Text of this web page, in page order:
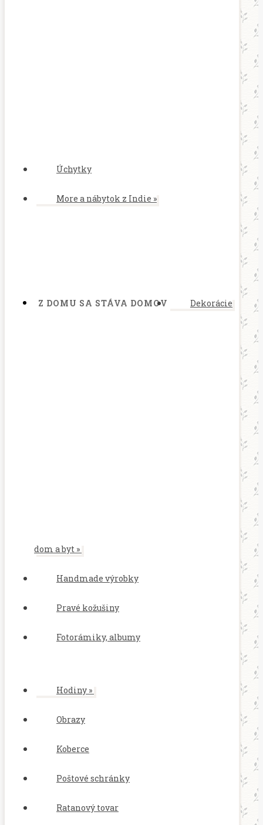
Úchytky
More a nábytok z Indie »
Z DOMU SA STÁVA DOMOV Dekorácie
dom a byt »
Handmade výrobky
Pravé kožušiny
Fotorámiky, albumy
Hodiny »
Obrazy
Koberce
Poštové schránky
Ratanový tovar